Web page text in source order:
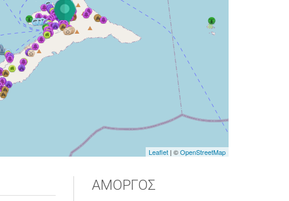
Leaflet | ©OpenStreetMap
ΑΜΟΡΓΟΣ